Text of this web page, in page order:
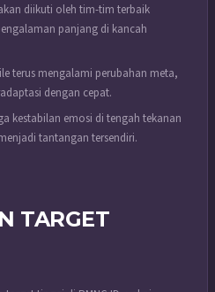
diikuti oleh tim-tim terbaik
panjang di kancah
terus mengalami perubahan meta,
dengan cepat.
kestabilan emosi di tengah tekanan
tantangan tersendiri.
TARGET